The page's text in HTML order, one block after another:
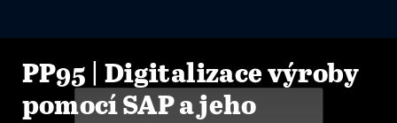
PP95 | Digitalizace výroby
pomocí SAP a jeho